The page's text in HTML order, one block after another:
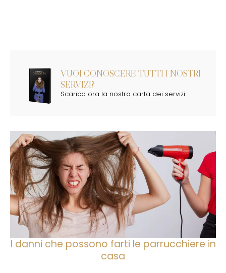
VUOI CONOSCERE TUTTI I NOSTRI
SERVIZI?
Scarica ora la nostra carta dei servizi
I danni che possono farti le parrucchiere in
casa